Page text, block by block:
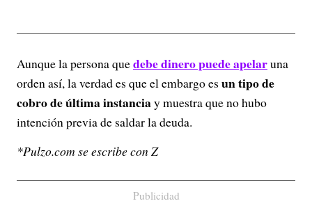
Aunque la persona quedebe dinero puede apelaruna
orden así, la verdad es que el embargo es un tipo de
cobro de última instanciay muestra que no hubo
intención previa de saldar la deuda.
*Pulzo.com se escribe con Z
Publicidad